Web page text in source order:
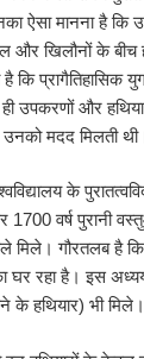
ऐसा मानना है कि
खिलौनों के बीच
कि प्रागैतिहासिक
और
मदद मिलती
के
वर्ष पुरानी
मिले। गौरतलब है
घर रहा है। इस
हथियार) भी मिले।